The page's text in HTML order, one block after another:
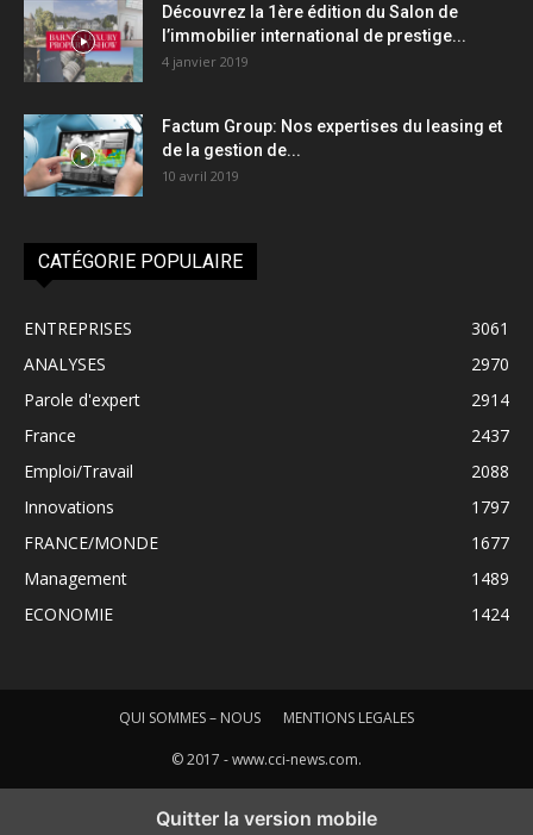
Découvrez la 1ère édition du Salon de
l’immobilier international de prestige...
4 janvier 2019
Factum Group: Nos expertises du leasing et
de la gestion de...
10 avril 2019
CATÉGORIE POPULAIRE
ENTREPRISES
3061
ANALYSES
2970
Parole d'expert
2914
France
2437
Emploi/Travail
2088
Innovations
1797
FRANCE/MONDE
1677
Management
1489
ECONOMIE
1424
QUI SOMMES – NOUS MENTIONS LEGALES
© 2017 - www.cci-news.com.
Quitter la version mobile